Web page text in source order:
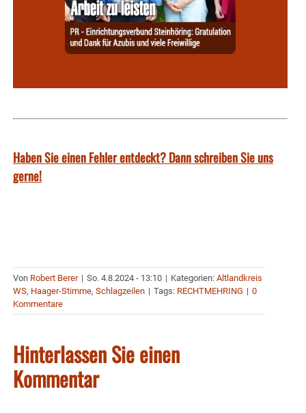
Haben Sie einen Fehler entdeckt? Dann schreiben Sie uns
gerne!
Von Robert Berer | So. 4.8.2024 - 13:10 | Kategorien: Altlandkreis
WS, Haager-Stimme, Schlagzeilen | Tags: RECHTMEHRING | 0
Kommentare
Hinterlassen Sie einen
Kommentar